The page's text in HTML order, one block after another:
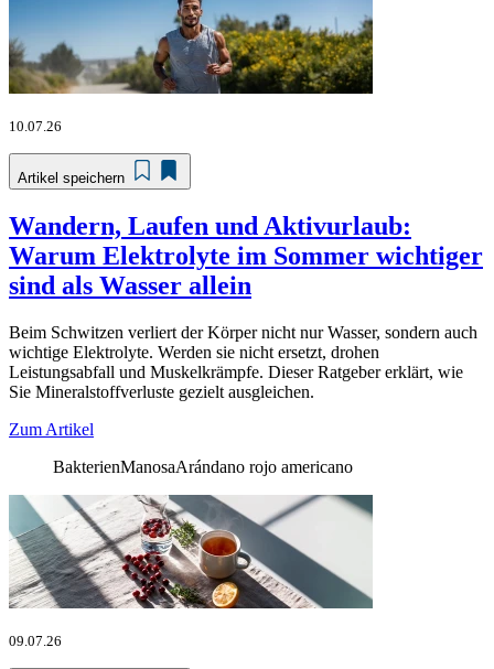
10.07.26
Artikel speichern
Wandern, Laufen und Aktivurlaub:
Warum Elektrolyte im Sommer wichtiger
sind als Wasser allein
Beim Schwitzen verliert der Körper nicht nur Wasser, sondern auch
wichtige Elektrolyte. Werden sie nicht ersetzt, drohen
Leistungsabfall und Muskelkrämpfe. Dieser Ratgeber erklärt, wie
Sie Mineralstoffverluste gezielt ausgleichen.
Zum Artikel
BakterienManosaArándano rojo americano
09.07.26